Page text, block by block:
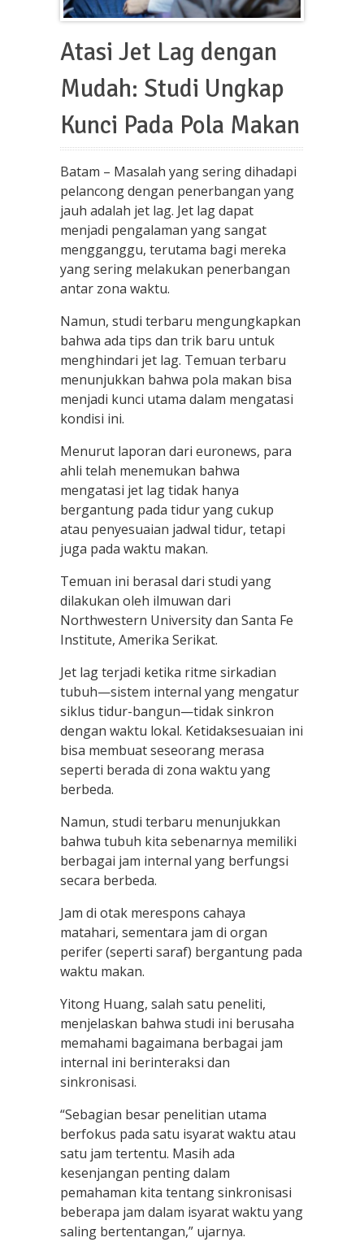
Atasi Jet Lag dengan
Mudah: Studi Ungkap
Kunci Pada Pola Makan
Batam – Masalah yang sering dihadapi
pelancong dengan penerbangan yang
jauh adalah jet lag. Jet lag dapat
menjadi pengalaman yang sangat
mengganggu, terutama bagi mereka
yang sering melakukan penerbangan
antar zona waktu.
Namun, studi terbaru mengungkapkan
bahwa ada tips dan trik baru untuk
menghindari jet lag. Temuan terbaru
menunjukkan bahwa pola makan bisa
menjadi kunci utama dalam mengatasi
kondisi ini.
Menurut laporan dari euronews, para
ahli telah menemukan bahwa
mengatasi jet lag tidak hanya
bergantung pada tidur yang cukup
atau penyesuaian jadwal tidur, tetapi
juga pada waktu makan.
Temuan ini berasal dari studi yang
dilakukan oleh ilmuwan dari
Northwestern University dan Santa Fe
Institute, Amerika Serikat.
Jet lag terjadi ketika ritme sirkadian
tubuh—sistem internal yang mengatur
siklus tidur-bangun—tidak sinkron
dengan waktu lokal. Ketidaksesuaian ini
bisa membuat seseorang merasa
seperti berada di zona waktu yang
berbeda.
Namun, studi terbaru menunjukkan
bahwa tubuh kita sebenarnya memiliki
berbagai jam internal yang berfungsi
secara berbeda.
Jam di otak merespons cahaya
matahari, sementara jam di organ
perifer (seperti saraf) bergantung pada
waktu makan.
Yitong Huang, salah satu peneliti,
menjelaskan bahwa studi ini berusaha
memahami bagaimana berbagai jam
internal ini berinteraksi dan
sinkronisasi.
“Sebagian besar penelitian utama
berfokus pada satu isyarat waktu atau
satu jam tertentu. Masih ada
kesenjangan penting dalam
pemahaman kita tentang sinkronisasi
beberapa jam dalam isyarat waktu yang
saling bertentangan,” ujarnya.